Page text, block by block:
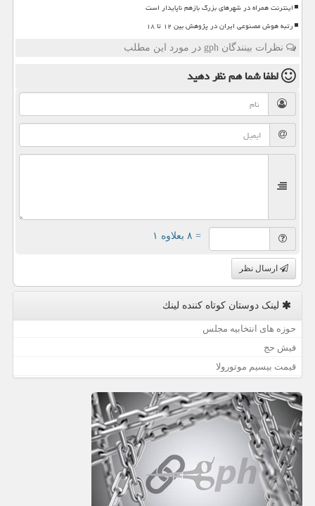
اینترنت همراه در شهرهای بزرگ بازهم ناپایدار است
رتبه هوش مصنوعی ایران در پژوهش بین ۱۲ تا ۱۸
نظرات بینندگان gph در مورد این مطلب
لطفا شما همنظر دهید
= ۸ بعلاوه ۱
ارسال نظر
لینک دوستان كوتاه كننده لینك
حوزه های انتخابیه مجلس
فیش حج
قیمت بیسیم موتورولا